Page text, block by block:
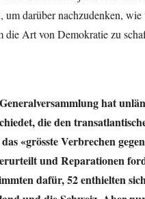
um darüber nachzudenken, wie
die Art von Demokratie zu
hat
die den
«grösste Verbrechen
und Reparationen
dafür, 52 enthielten